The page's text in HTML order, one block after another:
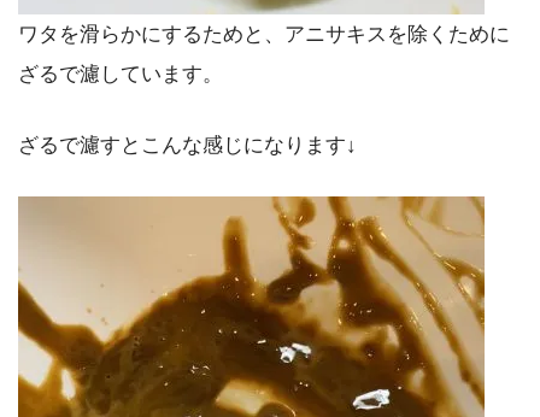
ワタを滑らかにするためと、アニサキスを除くために
ざるで濾しています。
ざるで濾すとこんな感じになります↓